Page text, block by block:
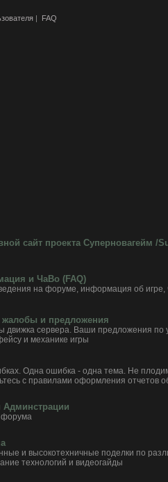
| FAQ
сайт проекта Суперновагейм /
и ЧаВо (FAQ)
на форуме, информация об игре,
жалобы и предложения
движка сервера. Ваши предложения по
и механике игры
Одна ошибка - одна тема. Не
с правилами оформления отчетов
Админстрации
форума
и высокотехничные поделки по
технологий и видеогайды